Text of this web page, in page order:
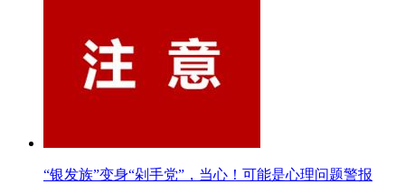
“银发族”变身“剁手党”，当心！可能是心理问题警报